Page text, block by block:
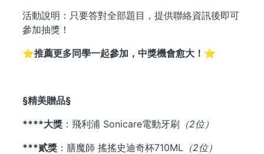
活動說明：只要答對全部題目，提供聯絡資訊後即可
參加抽獎！
⭐️推薦更多同學一起參加，中獎機會愈大！⭐️
§精美贈品§
****大獎 ：飛利浦 Sonicare電動牙刷 （2位）
***貳獎 ：膳魔師 搖搖史迪奇杯710ML （2位）